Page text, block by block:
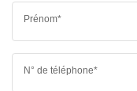
Prénom*
N° de téléphone*